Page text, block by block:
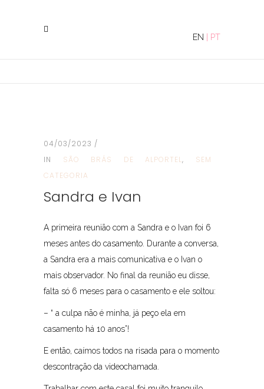
EN PT
04/03/2023
IN SÃO BRÁS DE ALPORTEL, SEM
CATEGORIA
Sandra e Ivan
A primeira reunião com a Sandra e o Ivan foi 6
meses antes do casamento. Durante a conversa,
a Sandra era a mais comunicativa e o Ivan o
mais observador. No final da reunião eu disse,
falta só 6 meses para o casamento e ele soltou:
– “ a culpa não é minha, já peço ela em
casamento há 10 anos”!
E então, caímos todos na risada para o momento
descontração da videochamada.